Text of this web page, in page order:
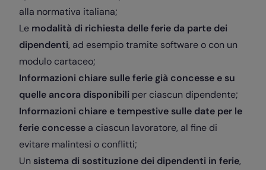
alla normativa italiana;
Le modalità di richiesta delle ferie da parte dei
dipendenti, ad esempio tramite software o con un
modulo cartaceo;
Informazioni chiare sulle ferie già concesse e su
quelle ancora disponibili per ciascun dipendente;
Informazioni chiare e tempestive sulle date per le
ferie concesse a ciascun lavoratore, al fine di
evitare malintesi o conflitti;
Un sistema di sostituzione dei dipendenti in ferie,